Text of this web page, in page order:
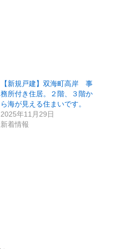
【新規戸建】双海町高岸 事
務所付き住居。２階、３階か
ら海が見える住まいです。
2025年11月29日
新着情報